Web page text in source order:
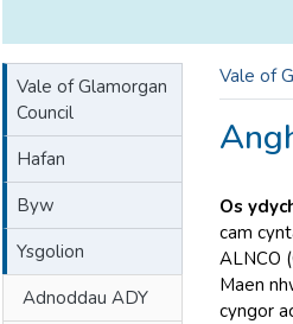
Vale of Glamorgan
Council
Hafan
Byw
Ysgolion
Adnoddau ADY
Vale of
Os
cam
ALNCO
Maen
cyngor